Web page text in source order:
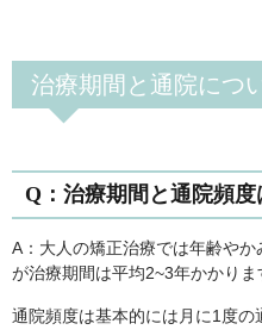
治療期間と通院につ
Q：治療期間と通院頻度
A：大人の矯正治療では年齢や
が治療期間は平均2~3年かかりま
通院頻度は基本的には月に1度の